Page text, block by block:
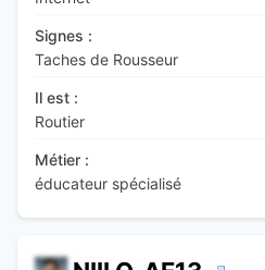
Signes :
Taches de Rousseur
Il est :
Routier
Métier :
éducateur spécialisé